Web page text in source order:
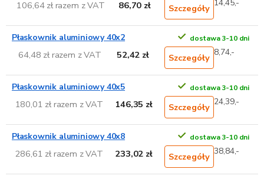
106,64 zł razem z VAT 86,70 zł Szczegóły 14,45,-
Płaskownik aluminiowy 40x2 dostawa 3-10 dni
64,48 zł razem z VAT 52,42 zł Szczegóły 8,74,-
Płaskownik aluminiowy 40x5 dostawa 3-10 dni
180,01 zł razem z VAT 146,35 zł Szczegóły 24,39,-
Płaskownik aluminiowy 40x8 dostawa 3-10 dni
286,61 zł razem z VAT 233,02 zł Szczegóły 38,84,-